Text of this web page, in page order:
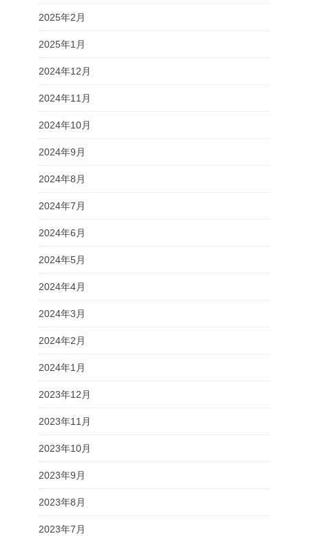
2025年2月
2025年1月
2024年12月
2024年11月
2024年10月
2024年9月
2024年8月
2024年7月
2024年6月
2024年5月
2024年4月
2024年3月
2024年2月
2024年1月
2023年12月
2023年11月
2023年10月
2023年9月
2023年8月
2023年7月